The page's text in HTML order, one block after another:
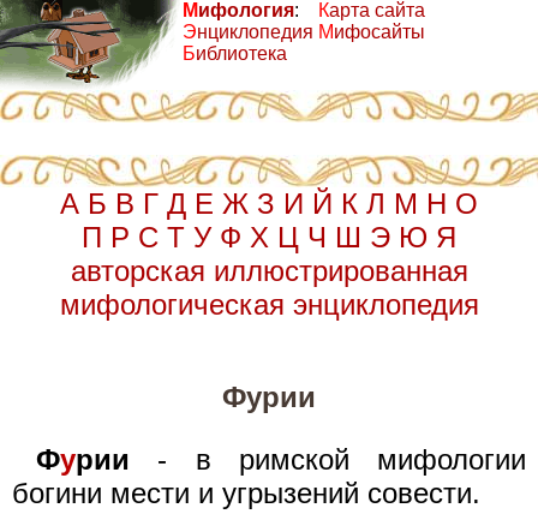
Мифология:
Энциклопедия
Библиотека
Карта сайта
Мифосайты
А Б В Г Д Е Ж З И Й К Л М Н О
П Р С Т У Ф Х Ц Ч Ш Э Ю Я
авторская иллюстрированная
мифологическая энциклопедия
Фурии
Фурии - в римской мифологии
богини мести и угрызений совести.